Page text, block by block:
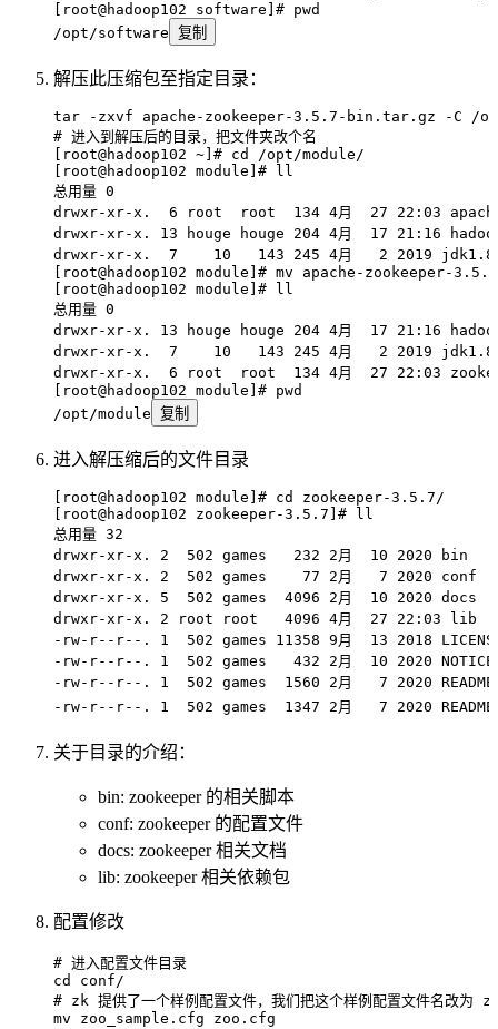
[root@hadoop102 software]# pwd
/opt/software 复制
解压此压缩包至指定目录：
tar -zxvf apache-zookeeper-3.5.7-bin.tar.gz -C /
# 进入到解压后的目录，把文件夹改个名
[root@hadoop102 ~ ]# cd /opt/module/
[root@hadoop102 module]# ll
总用量 0
drwxr-xr-x.
  6
root
  root
  134
4月
  27
22:03
drwxr-xr-x.
13 houge houge 204 4月
  17
21:16
drwxr-xr-x.
  7
    10
   143
245 4月
   2
2019
[root@hadoop102 module]# mv apache-zookeeper-
[root@hadoop102 module]# ll
总用量 0
drwxr-xr-x.
13 houge houge 204 4月
  17
21:16
drwxr-xr-x.
  7
    10
   143
245 4月
   2
2019
drwxr-xr-x.
  6
root
  root
  134
4月
  27
22:03
[root@hadoop102 module]# pwd
/opt/module 复制
进入解压缩后的文件目录
[root@hadoop102 module]# cd zookeeper-3.5.7/
[root@hadoop102 zookeeper-3.5.7]# ll
总用量 32
drwxr-xr-x.
2
  502
games
   232
2月
  10
2020 bin
drwxr-xr-x.
2
  502
games
    77
2月
   7
2020 conf
drwxr-xr-x.
5
  502
games
  4096
2月
  10
2020 docs
drwxr-xr-x.
2 root root
   4096
4月
  27
22:03 lib
-rw-r--r--.
1
  502
games 11358 9月
  13
2018
-rw-r--r--.
1
  502
games
   432
2月
  10
2020
-rw-r--r--.
1
  502
games
  1560
2月
   7
2020
-rw-r--r--.
1
  502
games
  1347
2月
   7
2020
关于目录的介绍：
bin: zookeeper 的相关脚本
conf: zookeeper 的配置文件
docs: zookeeper 相关文档
lib: zookeeper 相关依赖包
配置修改
# 进入配置文件目录
cd
conf/
# zk 提供了一个样例配置文件，我们把这个样例配置文件名改
mv zoo_sample.cfg zoo.cfg